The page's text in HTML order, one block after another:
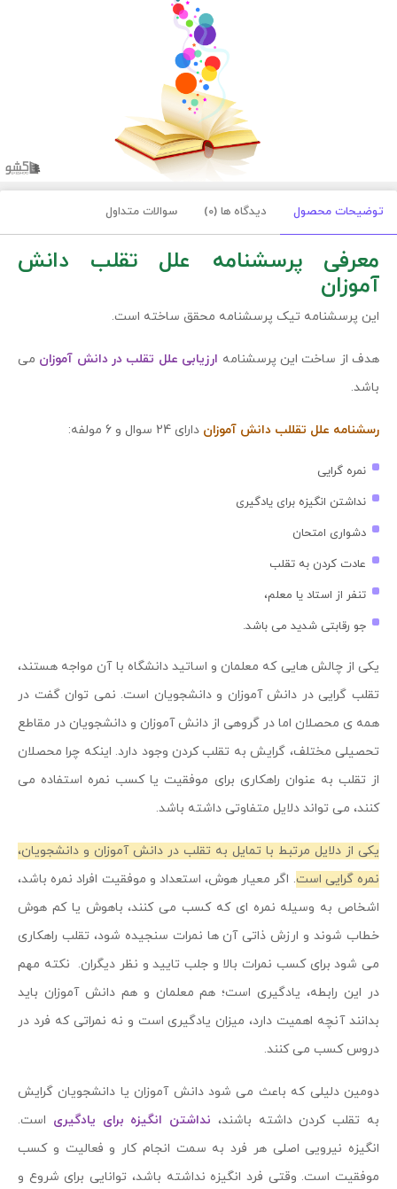
توضیحات محصول دیدگاه ها (0) سوالات متداول
معرفیپرسشنامه علل تقلب دانش
آموزان
این پرسشنامه تیک پرسشنامه محقق ساخته است.
هدف از ساخت این پرسشنامه ارزیابی علل تقلب در دانش آموزان می
باشد.
رسشنامه علل تقللب دانش آموزان دارای 24 سوال و 6 مولفه:
نمره گرایی
نداشتن انگیزه برای یادگیری
دشواری امتحان
عادت کردن به تقلب
تنفر از استاد یا معلم،
جو رقابتی شدید می باشد.
یکی از چالش هایی که معلمان و اساتید دانشگاه با آن مواجه هستند،
تقلب گرایی در دانش آموزان و دانشجویان است. نمی توان گفت در
همه ی محصلان اما در گروهی از دانش آموزان و دانشجویان در مقاطع
تحصیلی مختلف، گرایش به تقلب کردن وجود دارد. اینکه چرا محصلان
از تقلب به عنوان راهکاری برای موفقیت یا کسب نمره استفاده می
کنند، می تواند دلایل متفاوتی داشته باشد.
یکی از دلایل مرتبط با تمایل به تقلب در دانش آموزان و دانشجویان،
نمره گرایی است. اگر معیار هوش، استعداد و موفقیت افراد نمره باشد،
اشخاص به وسیله نمره ای که کسب می کنند، باهوش یا کم هوش
خطاب شوند و ارزش ذاتی آن ها نمرات سنجیده شود، تقلب راهکاری
می شود برای کسب نمرات بالا و جلب تایید و نظر دیگران. نکته مهم
در این رابطه، یادگیری است؛ هم معلمان و هم دانش آموزان باید
بدانند آنچه اهمیت دارد، میزان یادگیری است و نه نمراتی که فرد در
دروس کسب می کنند.
دومین دلیلی که باعث می شود دانش آموزان یا دانشجویان گرایش
به تقلب کردن داشته باشند، نداشتن انگیزه برای یادگیری است.
انگیزه نیرویی اصلی هر فرد به سمت انجام کار و فعالیت و کسب
موفقیت است. وقتی فرد انگیزه نداشته باشد، توانایی برای شروع و